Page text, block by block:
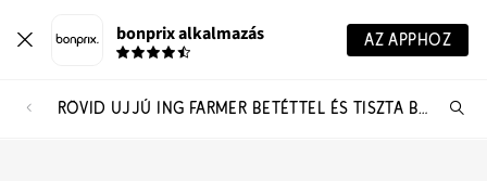
bonprix alkalmazás AZ APPHOZ
RÖVID UJJÚ ING FARMER BETÉTTEL ÉS TISZTA BIO-PAMUTBÓL